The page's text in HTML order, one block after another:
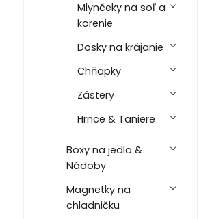
Mlynčeky na soľ a
korenie
Dosky na krájanie
Chňapky
Zástery
Hrnce & Taniere
Boxy na jedlo &
Nádoby
Magnetky na
chladničku